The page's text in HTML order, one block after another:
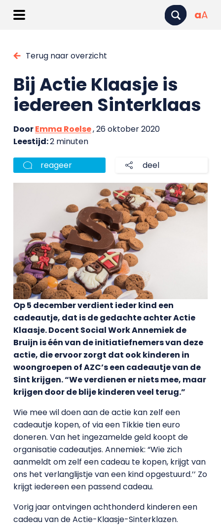
aA
Terug naar overzicht
Bij Actie Klaasje is
iedereen Sinterklaas
DoorEmma Roelse, 26 oktober 2020
Leestijd:2 minuten
reageer deel
Op 5 december verdient ieder kind een
cadeautje, dat is de gedachte achter Actie
Klaasje. Docent Social Work Annemiek de
Bruijn is één van de initiatiefnemers van deze
actie, die ervoor zorgt dat ook kinderen in
woongroepen of AZC’s een cadeautje van de
Sint krijgen. “We verdienen er niets mee, maar
krijgen door de blije kinderen veel terug.”
Wie mee wil doen aan de actie kan zelf een
cadeautje kopen, of via een Tikkie tien euro
doneren. Van het ingezamelde geld koopt de
organisatie cadeautjes. Annemiek: “Wie zich
aanmeldt om zelf een cadeau te kopen, krijgt van
ons het verlanglijstje van een kind opgestuurd.’’ Zo
krijgt iedereen een passend cadeau.
Vorig jaar ontvingen achthonderd kinderen een
cadeau van de Actie-Klaasje-Sinterklazen.